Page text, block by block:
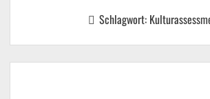
Schlagwort: